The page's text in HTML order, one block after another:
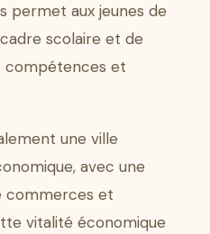
permet aux jeunes de
scolaire et de
compétences et
une ville
avec une
commerces et
vitalité économique